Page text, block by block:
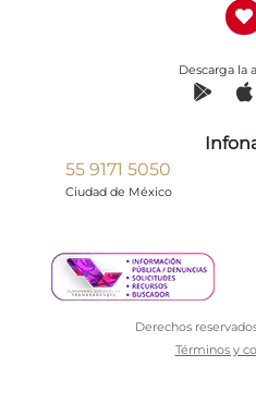
Descarga la
55 9171 5050
Ciudad de México
Derechos
Términos y